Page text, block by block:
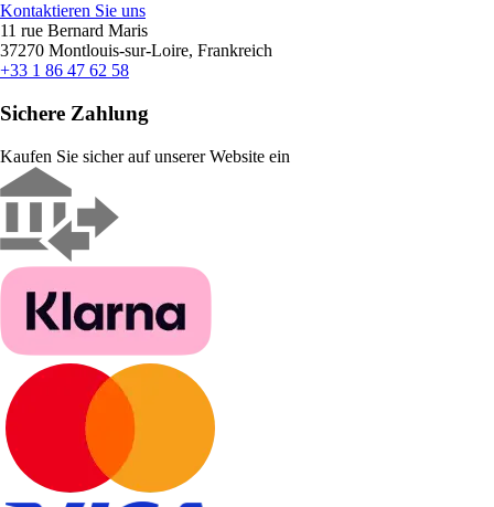
Kontaktieren Sie uns
11 rue Bernard Maris
37270 Montlouis-sur-Loire, Frankreich
+33 1 86 47 62 58
Sichere Zahlung
Kaufen Sie sicher auf unserer Website ein